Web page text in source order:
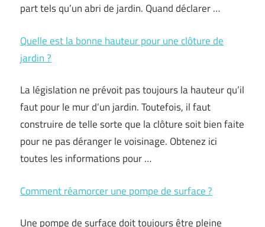
part tels qu’un abri de jardin. Quand déclarer …
Quelle est la bonne hauteur pour une clôture de
jardin ?
La législation ne prévoit pas toujours la hauteur qu’il
faut pour le mur d’un jardin. Toutefois, il faut
construire de telle sorte que la clôture soit bien faite
pour ne pas déranger le voisinage. Obtenez ici
toutes les informations pour …
Comment réamorcer une pompe de surface ?
Une pompe de surface doit toujours être pleine